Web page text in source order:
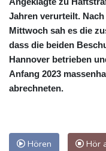
Jahren verurteilt.
Mittwoch sah es die
dass die beiden
Hannover betrieben
Anfang 2023
abrechneten.
Hören Hör